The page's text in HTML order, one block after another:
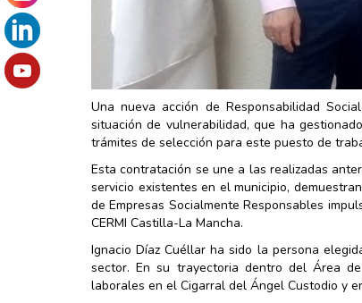
Una nueva acción de Responsabilidad
situación de vulnerabilidad, que ha
trámites de selección para este puesto de
Esta contratación se une a las realizadas
servicio existentes en el municipio,
de Empresas Socialmente Responsables
CERMI Castilla-La Mancha.
Ignacio Díaz Cuéllar ha sido la persona
sector. En su trayectoria dentro del Área
laborales en el Cigarral del Ángel Custodio y